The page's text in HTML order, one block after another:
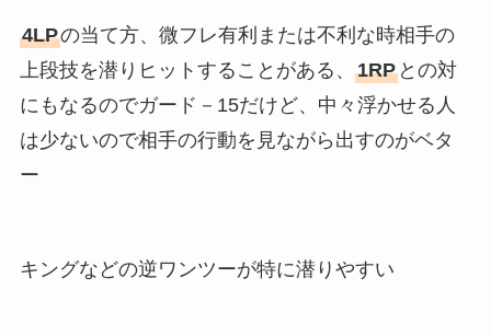
4LPの当て方、微フレ有利または不利な時相手の
上段技を潜りヒットすることがある、 1RPとの対
にもなるのでガード－15だけど、中々浮かせる人
は少ないので相手の行動を見ながら出すのがベタ
ー
キングなどの逆ワンツーが特に潜りやすい